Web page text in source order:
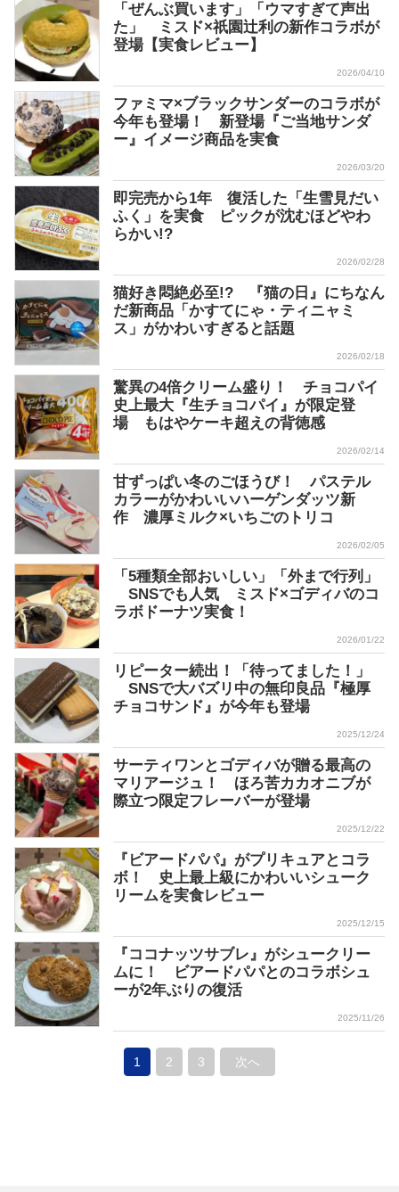
「ぜんぶ買います」「ウマすぎて声出
た」 ミスド×祇園辻利の新作コラボが
登場【実食レビュー】
2026/04/10
ファミマ×ブラックサンダーのコラボが
今年も登場！ 新登場『ご当地サンダ
ー』イメージ商品を実食
2026/03/20
即完売から1年 復活した「生雪見だい
ふく」を実食 ピックが沈むほどやわ
らかい!?
2026/02/28
猫好き悶絶必至!? 『猫の日』にちなん
だ新商品「かすてにゃ・ティニャミ
ス」がかわいすぎると話題
2026/02/18
驚異の4倍クリーム盛り！ チョコパイ
史上最大『生チョコパイ』が限定登
場 もはやケーキ超えの背徳感
2026/02/14
甘ずっぱい冬のごほうび！ パステル
カラーがかわいいハーゲンダッツ新
作 濃厚ミルク×いちごのトリコ
2026/02/05
「5種類全部おいしい」「外まで行列」
SNSでも人気 ミスド×ゴディバのコ
ラボドーナツ実食！
2026/01/22
リピーター続出！「待ってました！」
SNSで大バズリ中の無印良品『極厚
チョコサンド』が今年も登場
2025/12/24
サーティワンとゴディバが贈る最高の
マリアージュ！ ほろ苦カカオニブが
際立つ限定フレーバーが登場
2025/12/22
『ビアードパパ』がプリキュアとコラ
ボ！ 史上最上級にかわいいシューク
リームを実食レビュー
2025/12/15
『ココナッツサブレ』がシュークリー
ムに！ ビアードパパとのコラボシュ
ーが2年ぶりの復活
2025/11/26
1 2 3 次へ